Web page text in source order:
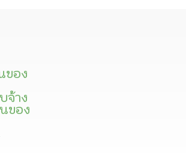
ของ
จ้าง
ของ